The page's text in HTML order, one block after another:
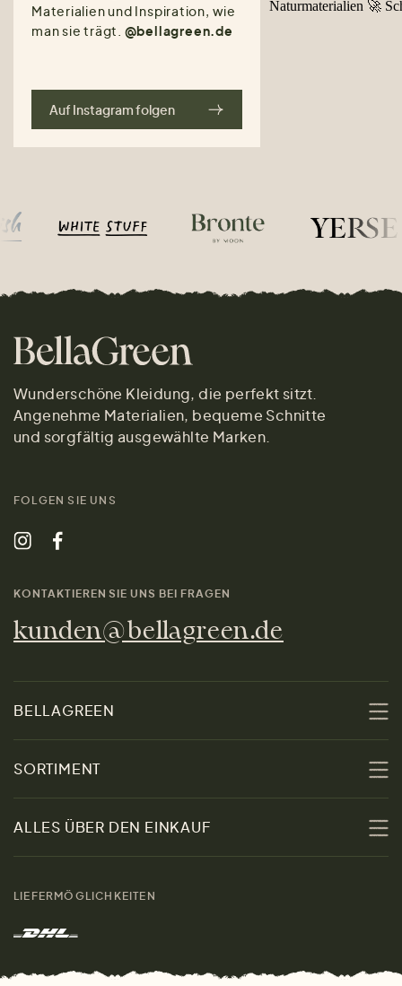
Materialien und Inspiration, wie
man sie trägt. @bellagreen.de
Auf Instagram folgen
Wunderschöne Kleidung, die perfekt sitzt.
Angenehme Materialien, bequeme Schnitte
und sorgfältig ausgewählte Marken.
FOLGEN SIE UNS
KONTAKTIEREN SIE UNS BEI FRAGEN
kunden@bellagreen.de
BELLAGREEN
Nachhaltigkeit
Kontakt
Marken
Das freundliche Magazin
SORTIMENT
Damen
Herren
ALLES ÜBER DEN EINKAUF
LIEFERMÖGLICHKEITEN